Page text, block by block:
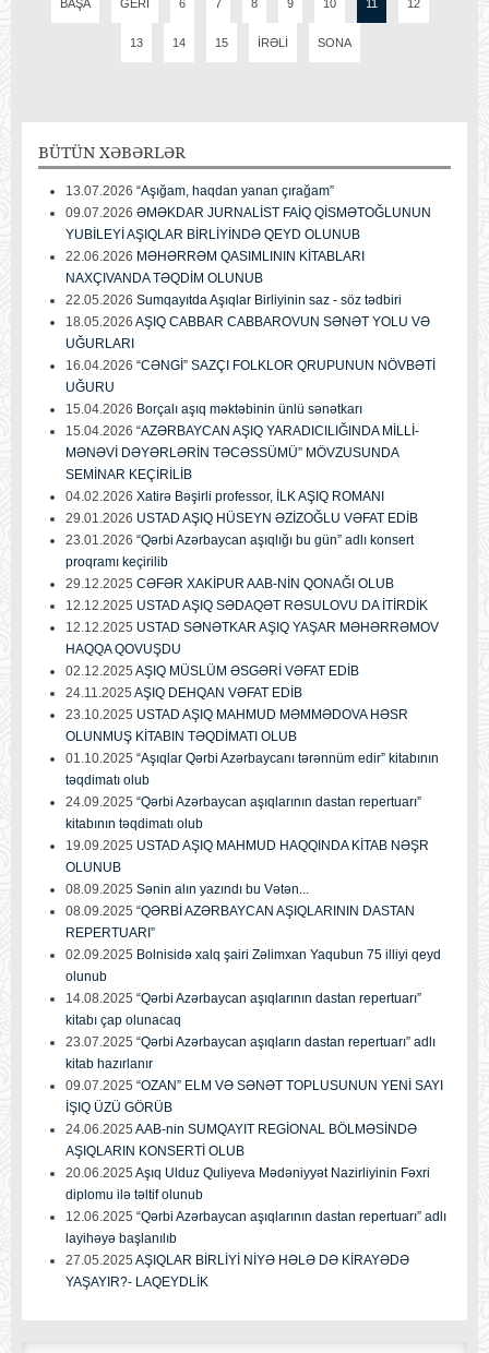
BAŞA GERI 6 7 8 9 10 11 12
13 14 15 İRƏLI SONA
BÜTÜN XƏBƏRLƏR
13.07.2026 “Aşığam, haqdan yanan çırağam”
09.07.2026 ƏMƏKDAR JURNALİST FAİQ QİSMƏTOĞLUNUN
YUBİLEYİ AŞIQLAR BİRLİYİNDƏ QEYD OLUNUB
22.06.2026 MƏHƏRRƏM QASIMLININ KİTABLARI
NAXÇIVANDA TƏQDİM OLUNUB
22.05.2026 Sumqayıtda Aşıqlar Birliyinin saz - söz tədbiri
18.05.2026 AŞIQ CABBAR CABBAROVUN SƏNƏT YOLU VƏ
UĞURLARI
16.04.2026 “CƏNGİ” SAZÇI FOLKLOR QRUPUNUN NÖVBƏTİ
UĞURU
15.04.2026 Borçalı aşıq məktəbinin ünlü sənətkarı
15.04.2026 “AZƏRBAYCAN AŞIQ YARADICILIĞINDA MİLLİ-
MƏNƏVİ DƏYƏRLƏRİN TƏCƏSSÜMÜ” MÖVZUSUNDA
SEMİNAR KEÇİRİLİB
04.02.2026 Xatirə Bəşirli professor, İLK AŞIQ ROMANI
29.01.2026 USTAD AŞIQ HÜSEYN ƏZİZOĞLU VƏFAT EDİB
23.01.2026 “Qərbi Azərbaycan aşıqlığı bu gün” adlı konsert
proqramı keçirilib
29.12.2025 CƏFƏR XAKİPUR AAB-NİN QONAĞI OLUB
12.12.2025 USTAD AŞIQ SƏDAQƏT RƏSULOVU DA İTİRDİK
12.12.2025 USTAD SƏNƏTKAR AŞIQ YAŞAR MƏHƏRRƏMOV
HAQQA QOVUŞDU
02.12.2025 AŞIQ MÜSLÜM ƏSGƏRİ VƏFAT EDİB
24.11.2025 AŞIQ DEHQAN VƏFAT EDİB
23.10.2025 USTAD AŞIQ MAHMUD MƏMMƏDOVA HƏSR
OLUNMUŞ KİTABIN TƏQDİMATI OLUB
01.10.2025 “Aşıqlar Qərbi Azərbaycanı tərənnüm edir” kitabının
təqdimatı olub
24.09.2025 “Qərbi Azərbaycan aşıqlarının dastan repertuarı”
kitabının təqdimatı olub
19.09.2025 USTAD AŞIQ MAHMUD HAQQINDA KİTAB NƏŞR
OLUNUB
08.09.2025 Sənin alın yazındı bu Vətən...
08.09.2025 “QƏRBİ AZƏRBAYCAN AŞIQLARININ DASTAN
REPERTUARI”
02.09.2025 Bolnisidə xalq şairi Zəlimxan Yaqubun 75 illiyi qeyd
olunub
14.08.2025 “Qərbi Azərbaycan aşıqlarının dastan repertuarı”
kitabı çap olunacaq
23.07.2025 “Qərbi Azərbaycan aşıqların dastan repertuarı” adlı
kitab hazırlanır
09.07.2025 “OZAN” ELM VƏ SƏNƏT TOPLUSUNUN YENİ SAYI
İŞIQ ÜZÜ GÖRÜB
24.06.2025 AAB-nin SUMQAYIT REGİONAL BÖLMƏSİNDƏ
AŞIQLARIN KONSERTİ OLUB
20.06.2025 Aşıq Ulduz Quliyeva Mədəniyyət Nazirliyinin Fəxri
diplomu ilə təltif olunub
12.06.2025 “Qərbi Azərbaycan aşıqlarının dastan repertuarı” adlı
layihəyə başlanılıb
27.05.2025 AŞIQLAR BİRLİYİ NİYƏ HƏLƏ DƏ KİRAYƏDƏ
YAŞAYIR?- LAQEYDLİK